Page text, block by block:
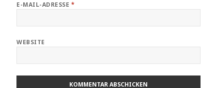
E-MAIL-ADRESSE *
WEBSITE